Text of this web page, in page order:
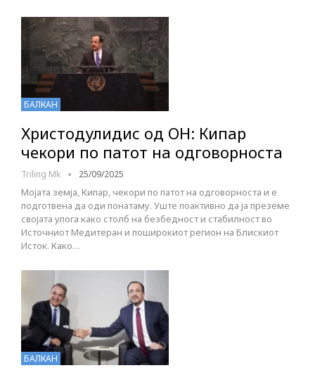
БАЛКАН
Христодулидис од ОН: Кипар
чекори по патот на одговорноста
Triling Mk 25/09/2025
Мојата земја, Кипар, чекори по патот на одговорноста и е
подготвена да оди понатаму. Уште поактивно да ја преземе
својата улога како столб на безбедност и стабилност во
Источниот Медитеран и поширокиот регион на Блискиот
Исток. Како…
БАЛКАН